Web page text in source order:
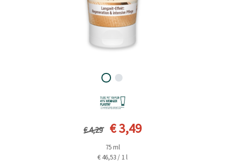
Vorheriger Preis
€ 4,29 Aktueller Preis
€ 3,49
75 ml
€ 46,53 / 1 l